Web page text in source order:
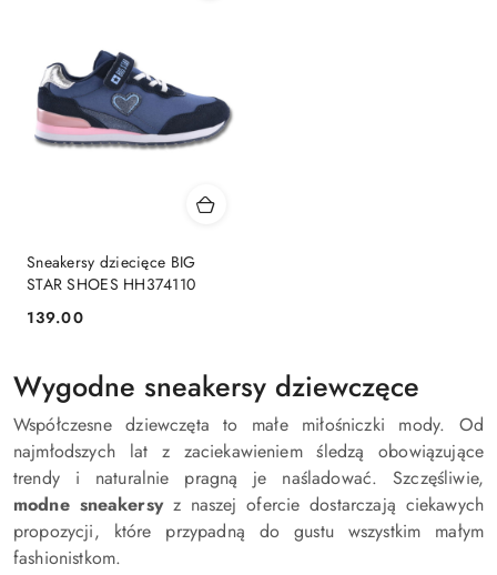
Sneakersy dziecięce BIG
STAR SHOES HH374110
Cena:
139.00
Wygodne sneakersy dziewczęce
Współczesne dziewczęta to małe miłośniczki mody. Od
najmłodszych lat z zaciekawieniem śledzą obowiązujące
trendy i naturalnie pragną je naśladować. Szczęśliwie,
modne sneakersyz naszej ofercie dostarczają ciekawych
propozycji, które przypadną do gustu wszystkim małym
fashionistkom.